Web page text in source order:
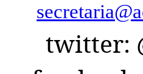
twitter: